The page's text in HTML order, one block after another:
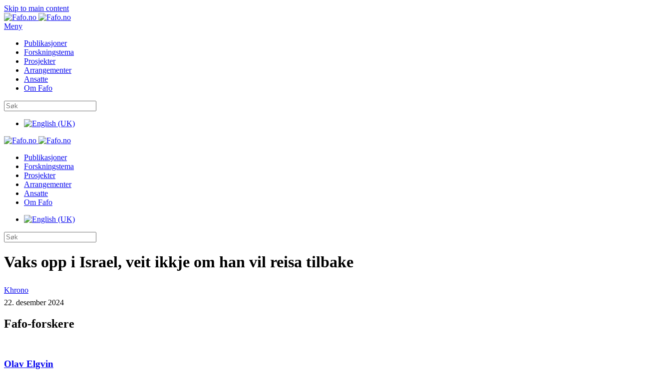
Skip to main content
Meny
Publikasjoner
Forskningstema
Prosjekter
Arrangementer
Ansatte
Om Fafo
Publikasjoner
Forskningstema
Prosjekter
Arrangementer
Ansatte
Om Fafo
Vaks opp i Israel, veit ikkje om han vil reisa tilbake
Khrono
22. desember 2024
Fafo-forskere
Olav Elgvin